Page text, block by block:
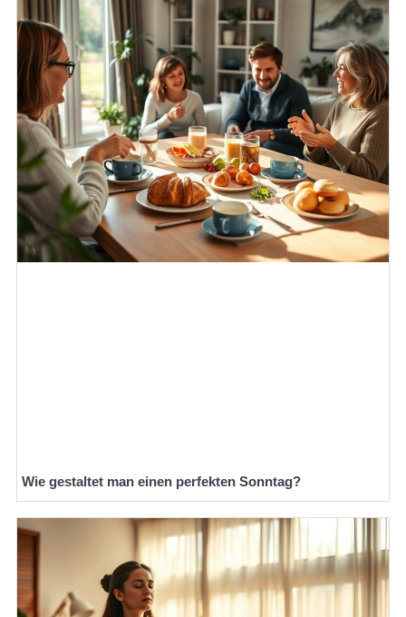
Wie gestaltet man einen perfekten Sonntag?